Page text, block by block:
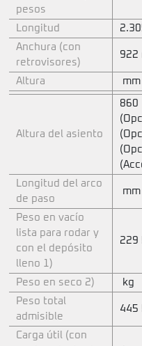
pesos
Longitud
Anchura (con
retrovisores)
922
Altura mm
Altura del asiento
860
Longitud del arco
de paso
mm
Peso en vacío
lista para rodar y
con el depósito
lleno 1)
229
Peso en seco 2)
kg
Peso total
admisible
445
Carga útil (con